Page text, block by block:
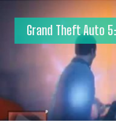
Grand Theft Auto